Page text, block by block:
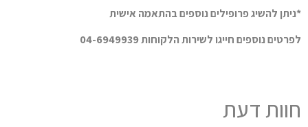
להשיג פרופילים נוספים בהתאמה אישית
נוספים חייגו לשירות הלקוחות 04-6949939
דעת